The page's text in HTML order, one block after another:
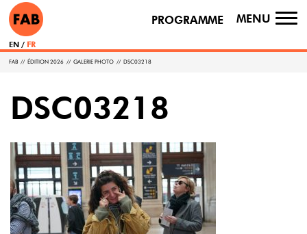
PROGRAMME MENU
EN FR
FAB // ÉDITION 2026 // GALERIE PHOTO // DSC03218
DSC03218